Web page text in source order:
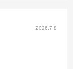
2026.7.8